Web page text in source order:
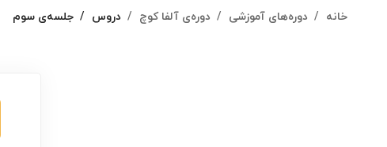
خانه دوره‌های آموزشی دوره‌ی آلفا کوچ دروس جلسه‌ی سوم